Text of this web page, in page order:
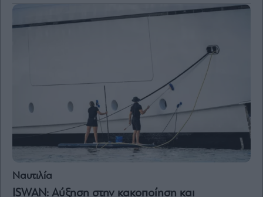
Ναυτιλία
ISWAN: Αύξηση στην κακοποίηση και